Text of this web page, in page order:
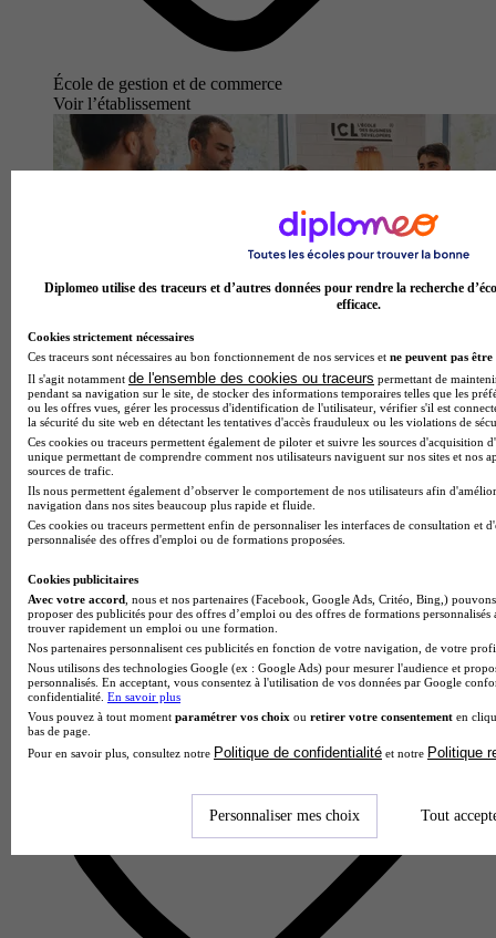
École de gestion et de commerce
Voir l’établissement
ICL - Nantes
Aucun avis
Diplomeo utilise des traceurs et d’autres données pour rendre la recherche
efficace.
Cookies strictement nécessaires
Ces traceurs sont nécessaires au bon fonctionnement de nos services et ne peuvent pas être
Il s'agit notamment de l'ensemble des cookies ou traceurs permettant de
pendant sa navigation sur le site, de stocker des informations temporaires telles que les
ou les offres vues, gérer les processus d'identification de l'utilisateur, vérifier s'il est
la sécurité du site web en détectant les tentatives d'accès frauduleux ou les violations de
Ces cookies ou traceurs permettent également de piloter et suivre les sources d'acquisition
unique permettant de comprendre comment nos utilisateurs naviguent sur nos sites et nos
sources de trafic.
Ils nous permettent également d’observer le comportement de nos utilisateurs afin
navigation dans nos sites beaucoup plus rapide et fluide.
Ces cookies ou traceurs permettent enfin de personnaliser les interfaces de consultation et
personnalisée des offres d'emploi ou de formations proposées.
Cookies publicitaires
Avec votre accord , nous et nos partenaires (Facebook, Google Ads, Critéo, Bing,)
proposer des publicités pour des offres d’emploi ou des offres de formations
trouver rapidement un emploi ou une formation.
Nos partenaires personnalisent ces publicités en fonction de votre navigation, de votre
Nous utilisons des technologies Google (ex : Google Ads) pour mesurer l'audience et
personnalisés. En acceptant, vous consentez à l'utilisation de vos données par Google
confidentialité. En savoir plus
Vous pouvez à tout moment paramétrer vos choix ou retirer votre consentement en
bas de page.
Pour en savoir plus, consultez notre Politique de confidentialité et notre Politique
Personnaliser mes choix Tout